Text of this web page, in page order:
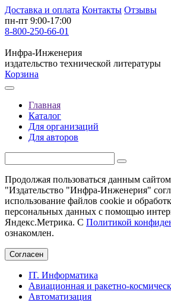
Доставка и оплата Контакты Отзывы
пн-пт 9:00-17:00
8-800-250-66-01
Инфра-Инженерия
издательство технической литературы
Корзина
Главная
Каталог
Для организаций
Для авторов
Продолжая пользоваться данным
"Издательство "Инфра-Инженерия"
использование файлов cookie и
персональных данных с помощью
Яндекс.Метрика. С Политикой
ознакомлен.
Согласен
IT. Информатика
Авиационная и ракетно-
Автоматизация